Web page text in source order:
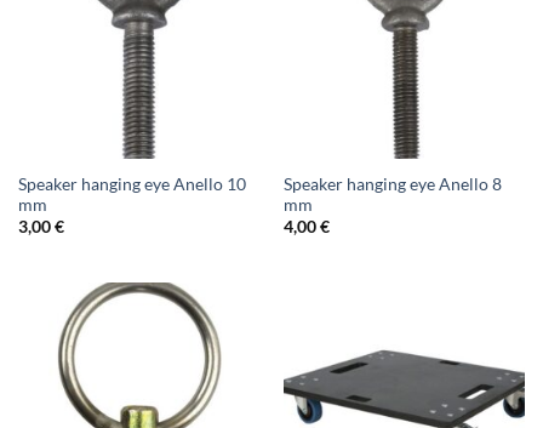
Speaker hanging eye Anello 10
mm
3,00€
Speaker hanging eye Anello 8
mm
4,00€